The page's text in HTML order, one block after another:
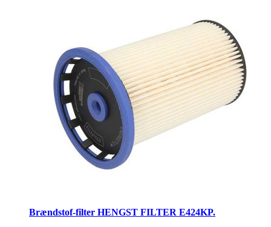
Brændstof-filter HENGST FILTER E424KP.